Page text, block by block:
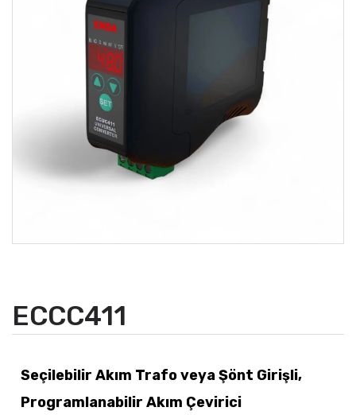
ECCC411
Seçilebilir Akım Trafo veya Şönt Girişli,
Programlanabilir Akım Çevirici